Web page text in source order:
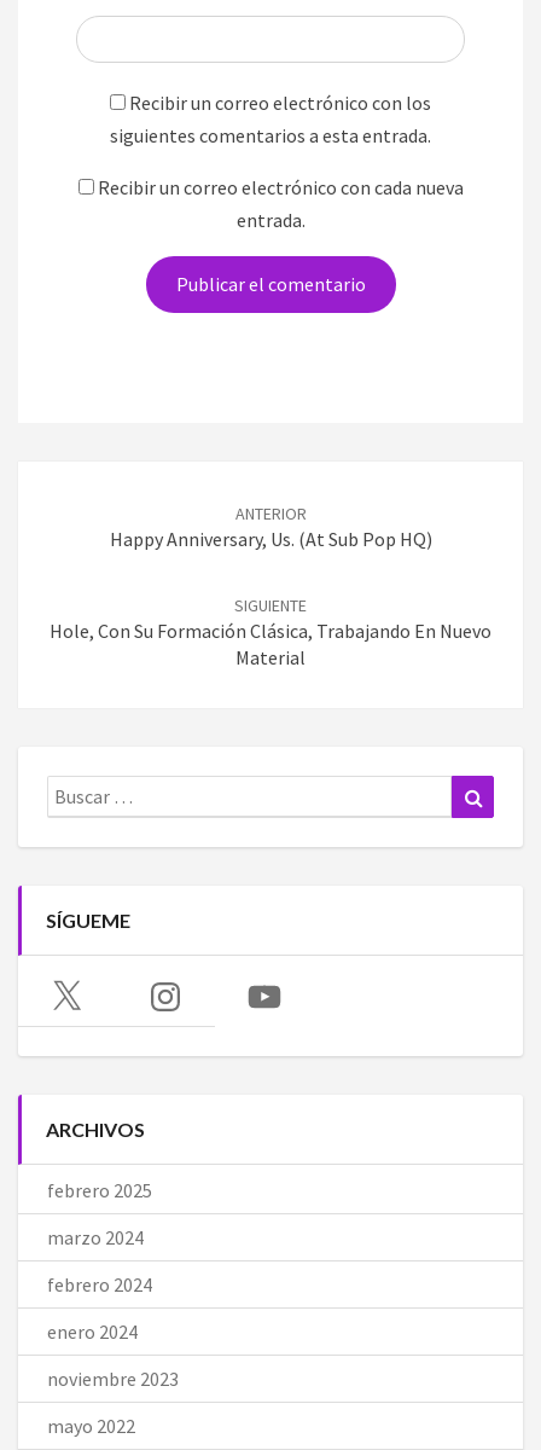
Recibir un correo electrónico con los
siguientes comentarios a esta entrada.
Recibir un correo electrónico con cada nueva
entrada.
entradas
ANTERIOR
Happy Anniversary, Us. (at Sub Pop HQ)
SIGUIENTE
Hole, Con Su Formación Clásica, Trabajando En Nuevo
Material
Buscar:
SÍGUEME
X Instagram YouTube
ARCHIVOS
febrero 2025
marzo 2024
febrero 2024
enero 2024
noviembre 2023
mayo 2022